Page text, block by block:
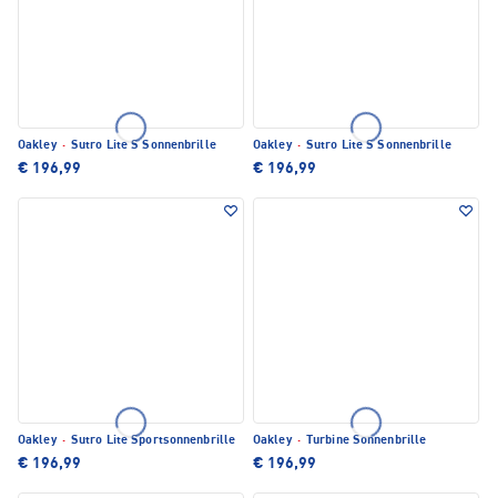
Oakley · Sutro Lite S Sonnenbrille
€ 196,99
Oakley · Sutro Lite S Sonnenbrille
€ 196,99
Oakley · Sutro Lite Sportsonnenbrille
€ 196,99
Oakley · Turbine Sonnenbrille
€ 196,99